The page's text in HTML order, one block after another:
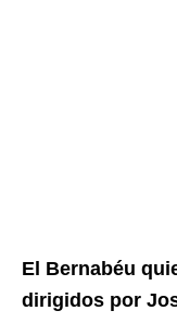
El Bernabéu
dirigidos por